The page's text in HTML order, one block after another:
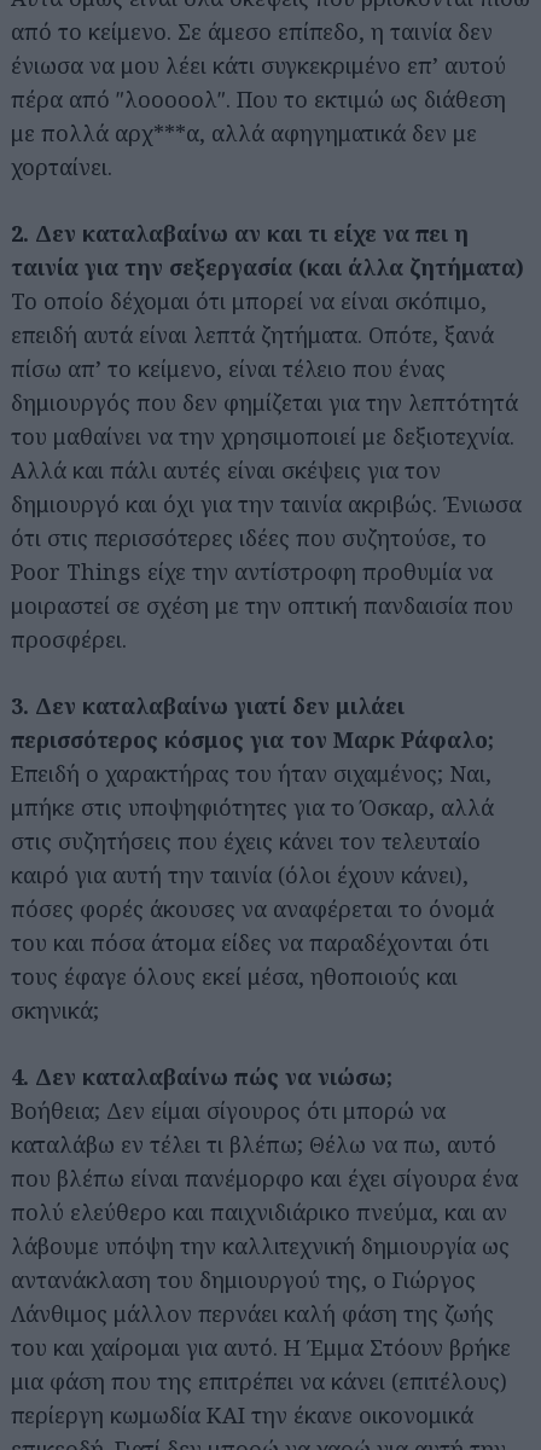
από το κείμενο. Σε άμεσο επίπεδο, η ταινία δεν
ένιωσα να μου λέει κάτι συγκεκριμένο επ’ αυτού
πέρα από ʺλοοοοολʺ. Που το εκτιμώ ως διάθεση
με πολλά αρχ***α, αλλά αφηγηματικά δεν με
χορταίνει.
2. Δεν καταλαβαίνω αν και τι είχε να πει η
ταινία για την σεξεργασία (και άλλα ζητήματα)
Το οποίο δέχομαι ότι μπορεί να είναι σκόπιμο,
επειδή αυτά είναι λεπτά ζητήματα. Οπότε, ξανά
πίσω απ’ το κείμενο, είναι τέλειο που ένας
δημιουργός που δεν φημίζεται για την λεπτότητά
του μαθαίνει να την χρησιμοποιεί με δεξιοτεχνία.
Αλλά και πάλι αυτές είναι σκέψεις για τον
δημιουργό και όχι για την ταινία ακριβώς. Ένιωσα
ότι στις περισσότερες ιδέες που συζητούσε, το
Poor Things είχε την αντίστροφη προθυμία να
μοιραστεί σε σχέση με την οπτική πανδαισία που
προσφέρει.
3. Δεν καταλαβαίνω γιατί δεν μιλάει
περισσότερος κόσμος για τον Μαρκ Ράφαλο;
Επειδή ο χαρακτήρας του ήταν σιχαμένος; Ναι,
μπήκε στις υποψηφιότητες για το Όσκαρ, αλλά
στις συζητήσεις που έχεις κάνει τον τελευταίο
καιρό για αυτή την ταινία (όλοι έχουν κάνει),
πόσες φορές άκουσες να αναφέρεται το όνομά
του και πόσα άτομα είδες να παραδέχονται ότι
τους έφαγε όλους εκεί μέσα, ηθοποιούς και
σκηνικά;
4. Δεν καταλαβαίνω πώς να νιώσω;
Βοήθεια; Δεν είμαι σίγουρος ότι μπορώ να
καταλάβω εν τέλει τι βλέπω; Θέλω να πω, αυτό
που βλέπω είναι πανέμορφο και έχει σίγουρα ένα
πολύ ελεύθερο και παιχνιδιάρικο πνεύμα, και αν
λάβουμε υπόψη την καλλιτεχνική δημιουργία ως
αντανάκλαση του δημιουργού της, ο Γιώργος
Λάνθιμος μάλλον περνάει καλή φάση της ζωής
του και χαίρομαι για αυτό. Η Έμμα Στόουν βρήκε
μια φάση που της επιτρέπει να κάνει (επιτέλους)
περίεργη κωμωδία ΚΑΙ την έκανε οικονομικά